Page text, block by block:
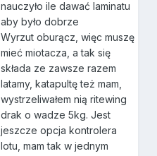
nauczyło ile dawać laminatu
aby było dobrze
Wyrzut oburącz, więc muszę
mieć miotacza, a tak się
składa ze zawsze razem
latamy, katapultę też mam,
wystrzeliwałem nią ritewing
drak o wadze 5kg. Jest
jeszcze opcja kontrolera
lotu, mam tak w jednym